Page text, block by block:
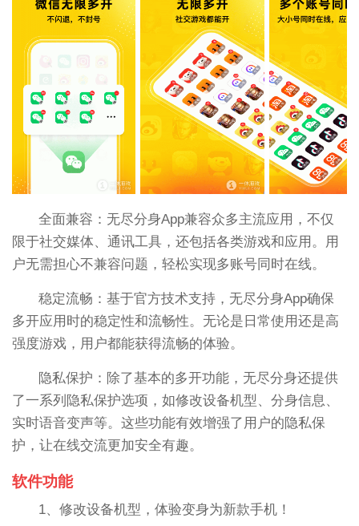
全面兼容：无尽分身App兼容众多主流应用，不仅
限于社交媒体、通讯工具，还包括各类游戏和应用。用
户无需担心不兼容问题，轻松实现多账号同时在线。
稳定流畅：基于官方技术支持，无尽分身App确保
多开应用时的稳定性和流畅性。无论是日常使用还是高
强度游戏，用户都能获得流畅的体验。
隐私保护：除了基本的多开功能，无尽分身还提供
了一系列隐私保护选项，如修改设备机型、分身信息、
实时语音变声等。这些功能有效增强了用户的隐私保
护，让在线交流更加安全有趣。
软件功能
1、修改设备机型，体验变身为新款手机！